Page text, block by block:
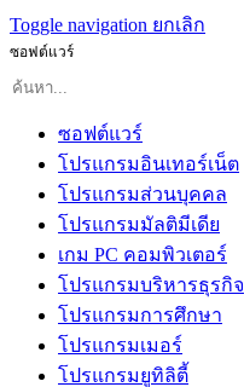
Toggle navigation ยกเลิก
ซอฟต์แวร์
ซอฟต์แวร์
โปรแกรมอินเทอร์เน็ต
โปรแกรมส่วนบุคคล
โปรแกรมมัลติมีเดีย
เกม PC คอมพิวเตอร์
โปรแกรมบริหารธุรกิจ
โปรแกรมการศึกษา
โปรแกรมเมอร์
โปรแกรมยูทิลิตี้